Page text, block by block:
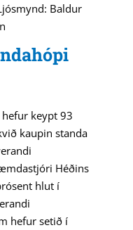
Baldur
keypt 93
kaupin standa
Héðins
hlut í
hefur setið í